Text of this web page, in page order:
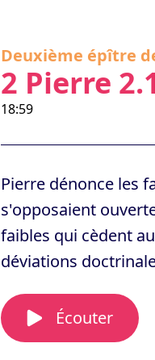
Deuxième épître
2 Pierre
18:59
Pierre dénonce les
s'opposaient
faibles qui cèdent
déviations
Écouter